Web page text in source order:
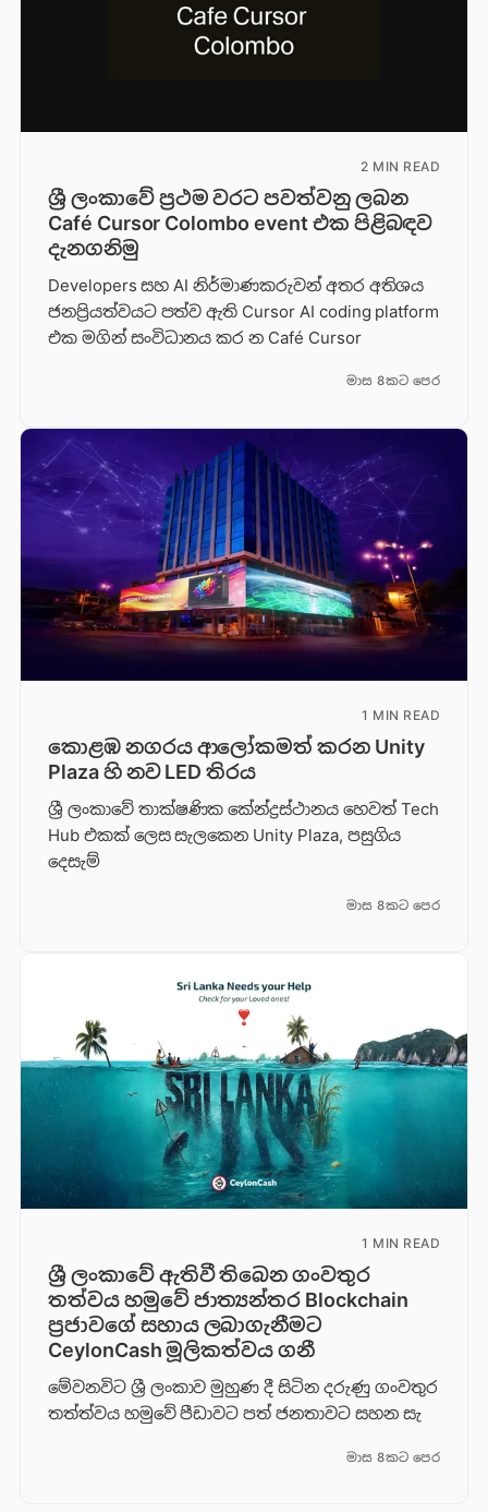
2 MIN READ
ශ්‍රී ලංකාවේ ප්‍රථම වරට පවත්වනු ලබන
Café Cursor Colombo event එක පිළිබඳව
දැනගනිමු
Developers සහ AI නිර්මාණකරුවන් අතර අතිශය
ජනප්‍රියත්වයට පත්ව ඇති Cursor AI coding platform
එක මගින් සංවිධානය කර න Café Cursor
මාස 8කට පෙර
1 MIN READ
කොළඹ නගරය ආලෝකමත් කරන Unity
Plaza හි නව LED තිරය
ශ්‍රී ලංකාවේ තාක්ෂණික කේන්ද්‍රස්ථානය හෙවත් Tech
Hub එකක් ලෙස සැලකෙන Unity Plaza, පසුගිය
දෙසැම්
මාස 8කට පෙර
1 MIN READ
ශ්‍රී ලංකාවේ ඇතිවී තිබෙන ගංවතුර
තත්වය හමුවේ ජාත්‍යන්තර Blockchain
ප්‍රජාවගේ සහාය ලබාගැනීමට
CeylonCash මූලිකත්වය ග​නී
මේවනවිට ශ්‍රී ලංකාව මුහුණ දී සිටින දරුණු ගංවතුර
තත්ත්වය හමුවේ පීඩාවට පත් ජනතාවට සහන සැ
මාස 8කට පෙර